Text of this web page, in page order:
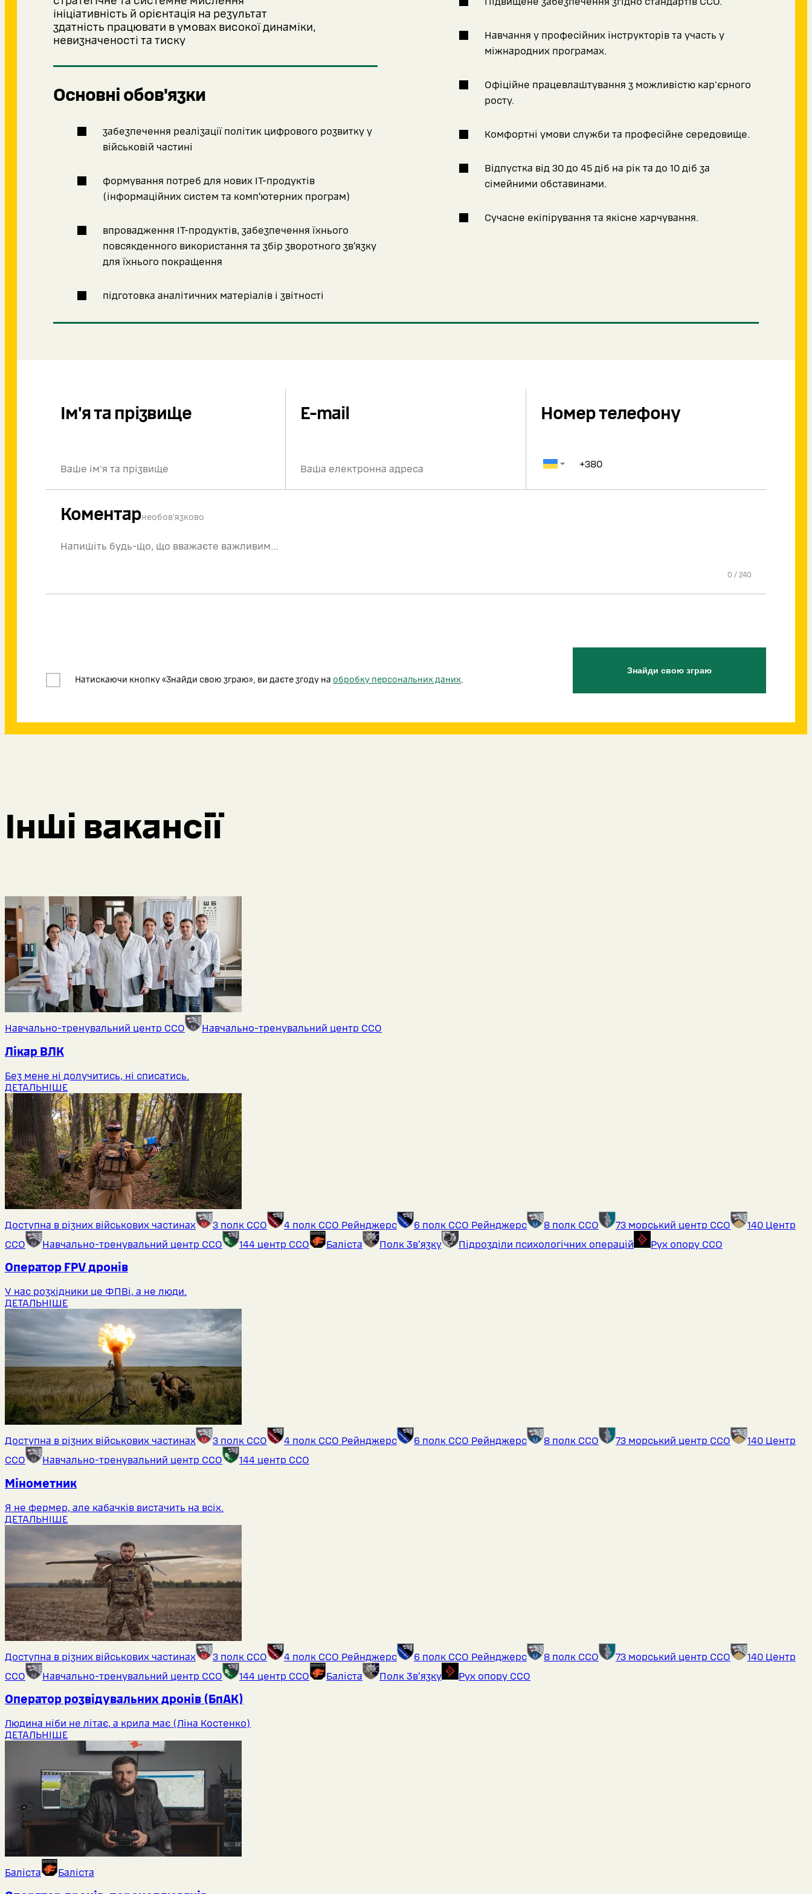
ініціативність й орієнтація на результат
здатність працювати в умовах високої динаміки,
невизначеності та тиску
Основні обов'язки
забезпечення реалізації політик цифрового розвитку у
військовій частині
формування потреб для нових ІТ-продуктів
(інформаційних систем та комп’ютерних програм)
впровадження ІТ-продуктів, забезпечення їхнього
повсякденного використання та збір зворотного зв’язку
для їхнього покращення
підготовка аналітичних матеріалів і звітності
Навчання у професійних інструкторів та участь у
міжнародних програмах.
Офіційне працевлаштування з можливістю кар'єрного
росту.
Комфортні умови служби та професійне середовище.
Відпустка від 30 до 45 діб на рік та до 10 діб за
сімейними обставинами.
Сучасне екіпірування та якісне харчування.
Ім'я та прізвище E-mail Номер телефону
Коментарнеобов'язково
0 / 240
Натискаючи кнопку «Знайди свою зграю», ви даєте згоду на обробку персональних даних.
Знайди свою зграю
Інші вакансії
Навчально-тренувальний центр ССО Навчально-тренувальний центр ССО
Лікар ВЛК
Без мене ні долучитись, ні списатись.
ДЕТАЛЬНІШЕ
Доступна в різних військових частинах 3 полк ССО 4 полк ССО Рейнджерс 6 полк ССО Рейнджерс 8 полк ССО 73 морський центр ССО
140 Центр
ССО
Навчально-тренувальний центр ССО 144 центр ССО Баліста Полк Звʼязку Підрозділи психологічних операцій Рух опору ССО
Оператор FPV дронів
У нас розхідники це ФПВі, а не люди.
ДЕТАЛЬНІШЕ
Доступна в різних військових частинах 3 полк ССО 4 полк ССО Рейнджерс 6 полк ССО Рейнджерс 8 полк ССО 73 морський центр ССО
140 Центр
ССО
Навчально-тренувальний центр ССО 144 центр ССО
Мінометник
Я не фермер, але кабачків вистачить на всіх.
ДЕТАЛЬНІШЕ
Доступна в різних військових частинах 3 полк ССО 4 полк ССО Рейнджерс 6 полк ССО Рейнджерс 8 полк ССО 73 морський центр ССО
140 Центр
ССО
Навчально-тренувальний центр ССО 144 центр ССО Баліста Полк Звʼязку Рух опору ССО
Оператор розвідувальних дронів (БпАК)
Людина ніби не літає, а крила має (Ліна Костенко)
ДЕТАЛЬНІШЕ
Баліста Баліста